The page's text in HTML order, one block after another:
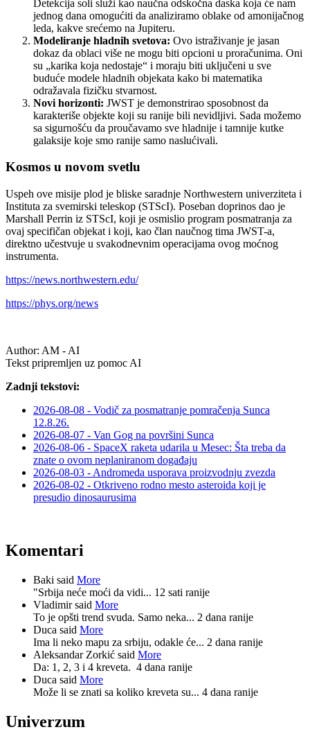
Detekcija soli služi kao naučna odskočna daska koja će nam
jednog dana omogućiti da analiziramo oblake od amonijačnog
leda, kakve srećemo na Jupiteru.
Modeliranje hladnih svetova: Ovo istraživanje je jasan
dokaz da oblaci više ne mogu biti opcioni u proračunima. Oni
su „karika koja nedostaje“ i moraju biti uključeni u sve
buduće modele hladnih objekata kako bi matematika
odražavala fizičku stvarnost.
Novi horizonti: JWST je demonstrirao sposobnost da
karakteriše objekte koji su ranije bili nevidljivi. Sada možemo
sa sigurnošću da proučavamo sve hladnije i tamnije kutke
galaksije koje smo ranije samo naslućivali.
Kosmos u novom svetlu
Uspeh ove misije plod je bliske saradnje Northwestern univerziteta i
Instituta za svemirski teleskop (STScI). Poseban doprinos dao je
Marshall Perrin iz STScI, koji je osmislio program posmatranja za
ovaj specifičan objekat i koji, kao član naučnog tima JWST-a,
direktno učestvuje u svakodnevnim operacijama ovog moćnog
instrumenta.
https://news.northwestern.edu/
https://phys.org/news
Author: AM - AI
Tekst pripremljen uz pomoc AI
Zadnji tekstovi:
2026-08-08 - Vodič za posmatranje pomračenja Sunca
12.8.26.
2026-08-07 - Van Gog na površini Sunca
2026-08-06 - SpaceX raketa udarila u Mesec: Šta treba da
znate o ovom neplaniranom događaju
2026-08-03 - Andromeda usporava proizvodnju zvezda
2026-08-02 - Otkriveno rodno mesto asteroida koji je
presudio dinosaurusima
Komentari
Baki said More
"Srbija neće moći da vidi... 12 sati ranije
Vladimir said More
To je opšti trend svuda. Samo neka... 2 dana ranije
Duca said More
Ima li neko mapu za srbiju, odakle će... 2 dana ranije
Aleksandar Zorkić said More
Da: 1, 2, 3 i 4 kreveta. 4 dana ranije
Duca said More
Može li se znati sa koliko kreveta su... 4 dana ranije
Univerzum